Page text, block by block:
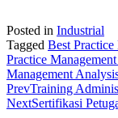
Posted in Industrial
Tagged Best
Practice
Management
PrevTraining
NextSertifikasi